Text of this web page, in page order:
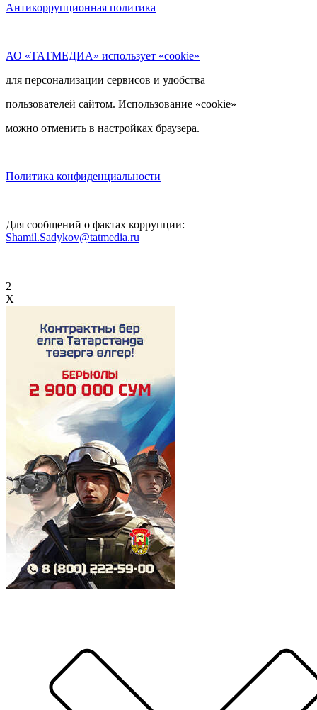
Антикоррупционная политика
АО «ТАТМЕДИА» использует «cookie»
для персонализации сервисов и удобства
пользователей сайтом. Использование «cookie»
можно отменить в настройках браузера.
Политика конфиденциальности
Для сообщений о фактах коррупции:
Shamil.Sadykov@tatmedia.ru
2
X